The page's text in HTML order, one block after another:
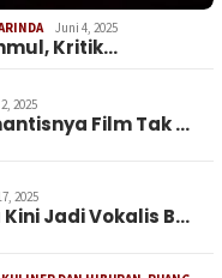
Juni 4, 2025
Kritik…
2025
Film Tak …
2025
Jadi Vokalis B…